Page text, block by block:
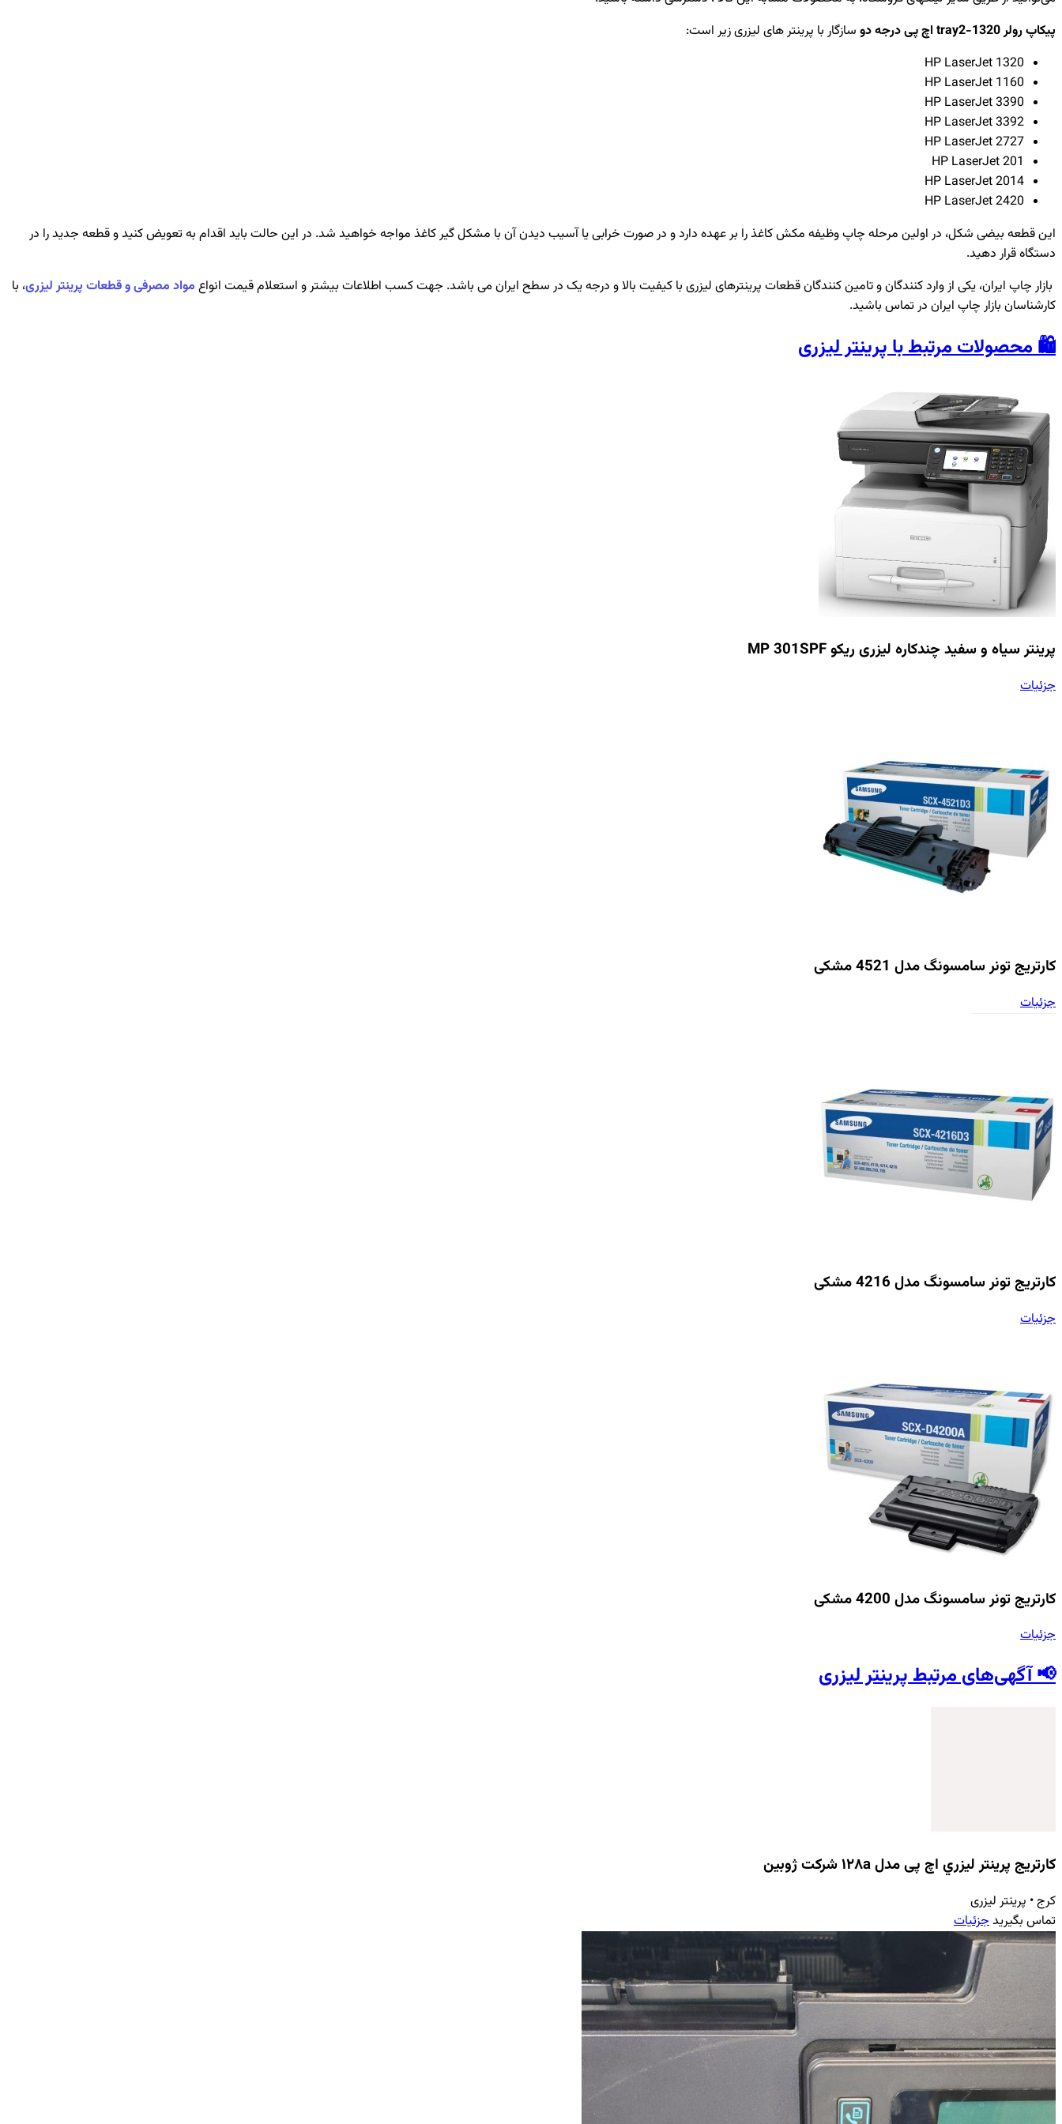
پیکاپ رولر tray2-1320 اچ پی درجه دو
سازگار با پرینتر های لیزری زیر است:
HP LaserJet 1320
HP LaserJet 1160
HP LaserJet 3390
HP LaserJet 3392
HP LaserJet 2727
HP LaserJet 201
HP LaserJet 2014
HP LaserJet 2420
این قطعه بیضی شکل، در اولین مرحله چاپ وظیفه مکش کاغذ را بر عهده دارد و در صورت خرابی یا آسیب دیدن آن با مشکل گیر کاغذ مواجه خواهید شد. در این حالت باید اقدام به تعویض کنید و قطعه جدید را در
دستگاه قرار دهید.
بازار چاپ ایران، یکی از وارد کنندگان و تامین کنندگان قطعات پرینترهای لیزری با کیفیت بالا و درجه یک در سطح ایران می باشد. جهت کسب اطلاعات بیشتر و استعلام قیمت انواع مواد مصرفی و قطعات پرینتر لیزری، با
کارشناسان بازار چاپ ایران در تماس باشید.
🛍️ محصولات مرتبط با پرینتر لیزری
پرینتر سیاه و سفید چندکاره لیزری ریکو MP 301SPF
جزئیات
کارتریج تونر سامسونگ مدل 4521 مشکی
جزئیات
کارتریج تونر سامسونگ مدل 4216 مشکی
جزئیات
کارتریج تونر سامسونگ مدل 4200 مشکی
جزئیات
📢 آگهی‌های مرتبط پرینتر لیزری
کارتریج پرينتر ليزري اچ پی مدل ۱۲۸a شرکت ژوبین
کرج• پرینتر لیزری
تماس بگیریدجزئیات